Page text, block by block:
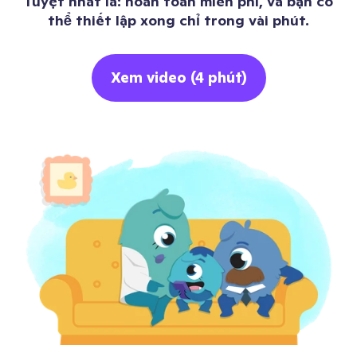
thể thiết lập xong chỉ trong vài phút.
Xem video (4 phút)